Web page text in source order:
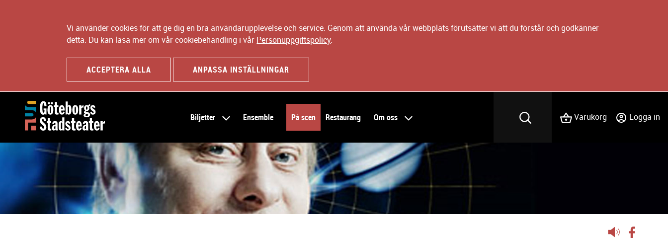
Vi använder cookies för att ge dig en bra användarupplevelse och service. Genom att använda vår webbplats förutsätter vi att du förstår och godkänner
detta. Du kan läsa mer om vår cookiebehandling i vår Personuppgiftspolicy.
ACCEPTERA ALLA ANPASSA INSTÄLLNINGAR
Varukorg Logga in
H
v
u
d
n
i
Biljetter Ensemble På scen Restaurang Om oss
Lyssna